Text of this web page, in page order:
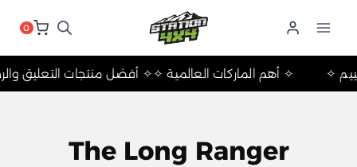
0
✧ أفضل منتجات ✧ أهم الماركات العالمية ✧ والتخييم ✧
The Long Ranger